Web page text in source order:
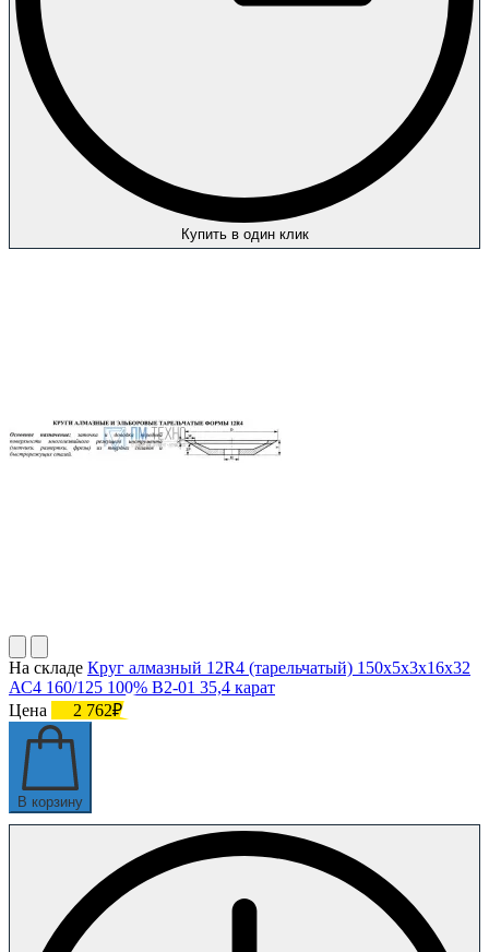
Купить в один клик
На складе Круг алмазный 12R4 (тарельчатый) 150х5х3х16х32
АС4 160/125 100% В2-01 35,4 карат
Цена
2 762₽
В корзину